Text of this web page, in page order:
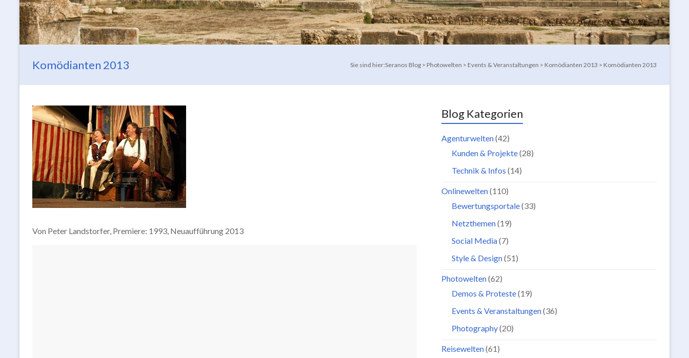
Komödianten 2013 Sie sind hier:Seranos Blog > Photowelten > Events & Veranstaltungen > Komödianten 2013 > Komödianten 2013
Von Peter Landstorfer, Premiere: 1993, Neuaufführung 2013
Blog Kategorien
Agenturwelten(42)
Kunden & Projekte(28)
Technik & Infos (14)
Onlinewelten(110)
Bewertungsportale(33)
Netzthemen(19)
Social Media(7)
Style & Design(51)
Photowelten(62)
Demos & Proteste(19)
Events & Veranstaltungen(36)
Photography(20)
Reisewelten(61)